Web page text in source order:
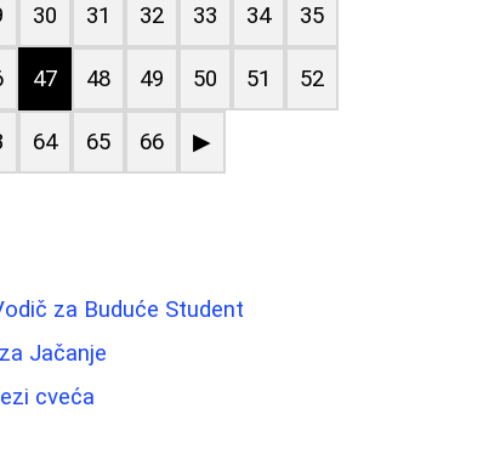
30 31 32 33 34 35
47 48 49 50 51 52
64 65 66 ▶
za Buduće Student
Jačanje
cveća